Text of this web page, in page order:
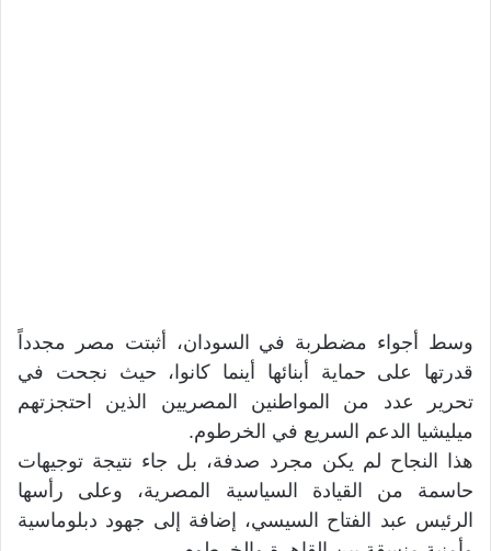
وسط أجواء مضطربة في السودان، أثبتت مصر مجدداً
قدرتها على حماية أبنائها أينما كانوا، حيث نجحت في
تحرير عدد من المواطنين المصريين الذين احتجزتهم
ميليشيا الدعم السريع في الخرطوم.
هذا النجاح لم يكن مجرد صدفة، بل جاء نتيجة توجيهات
حاسمة من القيادة السياسية المصرية، وعلى رأسها
الرئيس عبد الفتاح السيسي، إضافة إلى جهود دبلوماسية